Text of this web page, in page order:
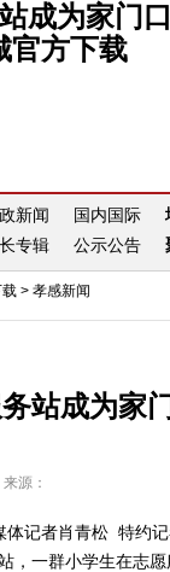
成为家门
官方下载
新闻 国内国际
专辑 公示公告
> 孝感新闻
站成为家
源：
者肖青松 特约记
，一群小学生在志